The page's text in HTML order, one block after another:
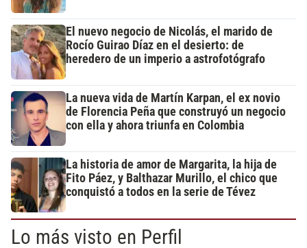
El nuevo negocio de Nicolás, el marido de
Rocío Guirao Díaz en el desierto: de
heredero de un imperio a astrofotógrafo
La nueva vida de Martín Karpan, el ex novio
de Florencia Peña que construyó un negocio
con ella y ahora triunfa en Colombia
La historia de amor de Margarita, la hija de
Fito Páez, y Balthazar Murillo, el chico que
conquistó a todos en la serie de Tévez
Lo más visto en Perfil